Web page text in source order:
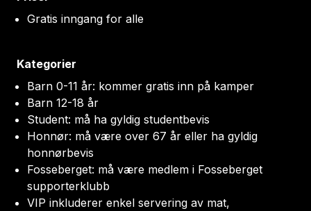
Gratis inngang for alle
Kategorier
Barn 0-11 år: kommer gratis inn på kamper
Barn 12-18 år
Student: må ha gyldig studentbevis
Honnør: må være over 67 år eller ha gyldig
honnørbevis
Fosseberget: må være medlem i Fosseberget
supporterklubb
VIP inkluderer enkel servering av mat,